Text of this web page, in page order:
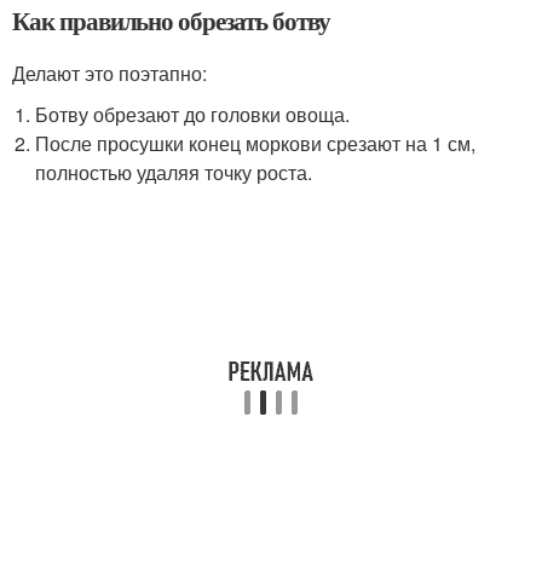
Как правильно обрезать ботву
Делают это поэтапно:
Ботву обрезают до головки овоща.
После просушки конец моркови срезают на 1 см,
полностью удаляя точку роста.